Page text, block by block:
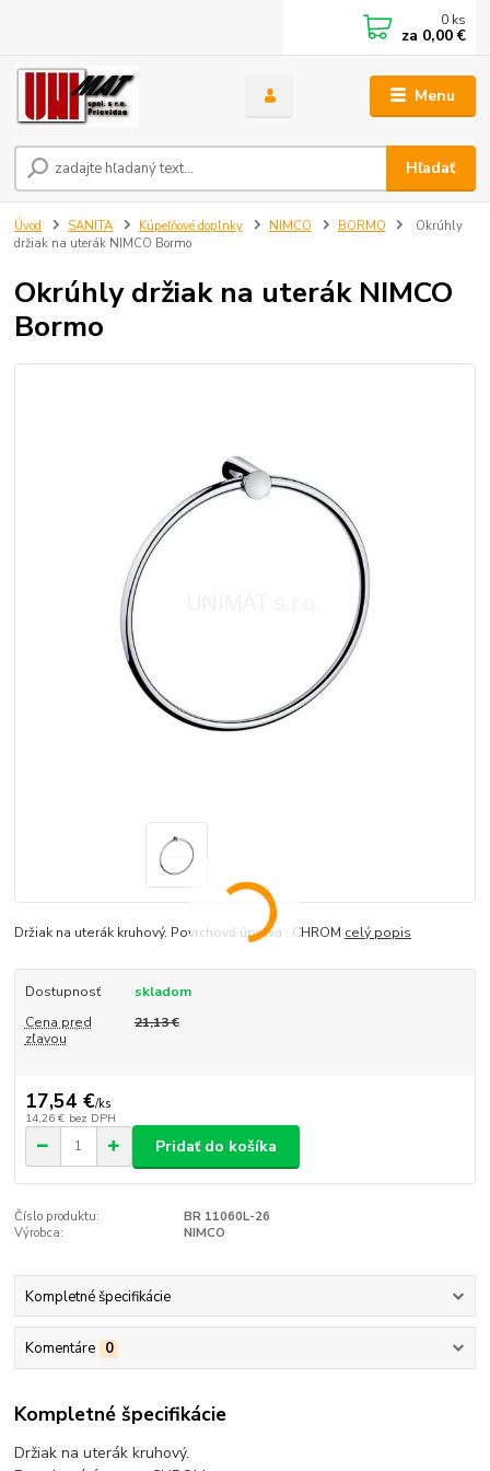
Menu
Hľadať
0 ks
za 0,00 €
Úvod SANITA Kúpeľňové doplnky NIMCO BORMO
Okrúhly
držiak na uterák NIMCO Bormo
Okrúhly držiak na uterák NIMCO
Bormo
Držiak na uterák kruhový. Povrchová úprava : CHROM celý popis
Dostupnosť
skladom
Cena pred
zľavou
21,13 €
17,54 €/ks
14,26 € bez DPH
Pridať do košíka
Číslo produktu:
BR 11060L-26
Výrobca:
NIMCO
Kompletné špecifikácie
Komentáre 0
Kompletné špecifikácie
Držiak na uterák kruhový.